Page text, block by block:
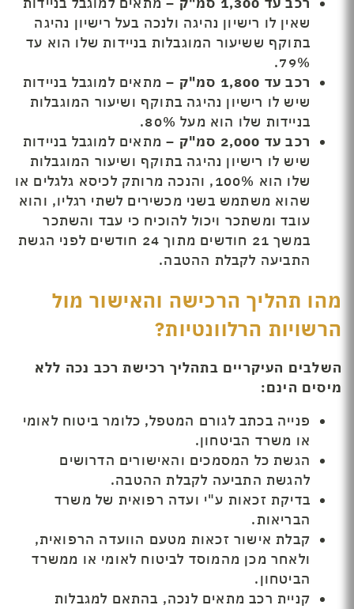
שאין לו רישיון נהיגה ולנכה בעל רישיון נהיגה
בתוקף ששיעור המוגבלות בניידות שלו הוא עד
79%.
רכב עד 1,800 סמ"ק –
מתאים למוגבל בניידות
שיש לו רישיון נהיגה בתוקף ושיעור המוגבלות
בניידות שלו הוא מעל 80%.
רכב עד 2,000 סמ"ק –
מתאים למוגבל בניידות
שיש לו רישיון נהיגה בתוקף ושיעור המוגבלות
שלו הוא 100%, והנכה מרותק לכיסא גלגלים או
שהוא משתמש בשני מכשירים לשתי רגליו, והוא
עובד ומשתכר ויכול להוכיח כי עבד והשתכר
במשך 21 חודשים מתוך 24 חודשים לפני הגשת
התביעה לקבלת ההטבה.
מהו תהליך הרכישה והאישור מול
הרשויות הרלוונטיות?
השלבים העיקריים בתהליך רכישת רכב נכה ללא
מיסים הינם:
פנייה בכתב לגורם המטפל, כלומר ביטוח לאומי
או משרד הביטחון.
הגשת כל המסמכים והאישורים הדרושים
להגשת התביעה לקבלת ההטבה.
בדיקת זכאות ע"י ועדה רפואית של משרד
הבריאות.
קבלת אישור זכאות מטעם הוועדה הרפואית,
ולאחר מכן מהמוסד לביטוח לאומי או ממשרד
הביטחון.
קניית רכב מתאים לנכה, בהתאם למגבלות